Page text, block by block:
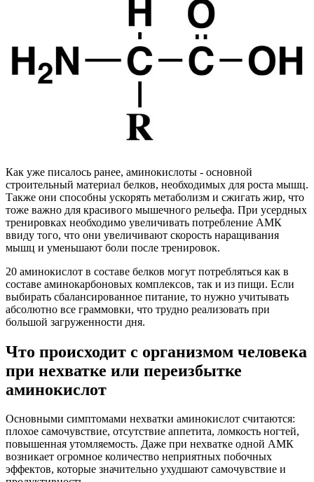
Как уже писалось ранее, аминокислоты - основной
строительный материал белков, необходимых для роста мышц.
Также они способны ускорять метаболизм и сжигать жир, что
тоже важно для красивого мышечного рельефа. При усердных
тренировках необходимо увеличивать потребление АМК
ввиду того, что они увеличивают скорость наращивания
мышц и уменьшают боли после тренировок.
20 аминокислот в составе белков могут потребляться как в
составе аминокарбоновых комплексов, так и из пищи. Если
выбирать сбалансированное питание, то нужно учитывать
абсолютно все граммовки, что трудно реализовать при
большой загруженности дня.
Что происходит с организмом человека
при нехватке или переизбытке
аминокислот
Основными симптомами нехватки аминокислот считаются:
плохое самочувствие, отсутствие аппетита, ломкость ногтей,
повышенная утомляемость. Даже при нехватке одной АМК
возникает огромное количество неприятных побочных
эффектов, которые значительно ухудшают самочувствие и